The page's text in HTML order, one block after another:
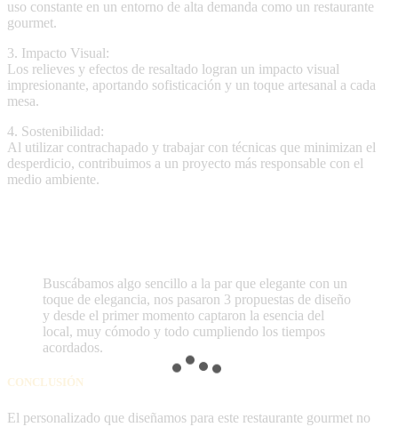
uso constante en un entorno de alta demanda como un restaurante
gourmet.
3.⁠ ⁠Impacto Visual:
Los relieves y efectos de resaltado logran un impacto visual
impresionante, aportando sofisticación y un toque artesanal a cada
mesa.
4.⁠ ⁠Sostenibilidad:
Al utilizar contrachapado y trabajar con técnicas que minimizan el
desperdicio, contribuimos a un proyecto más responsable con el
medio ambiente.
Buscábamos algo sencillo a la par que elegante con un
toque de elegancia, nos pasaron 3 propuestas de diseño
y desde el primer momento captaron la esencia del
local, muy cómodo y todo cumpliendo los tiempos
acordados.
CONCLUSIÓN
El personalizado que diseñamos para este restaurante gourmet no